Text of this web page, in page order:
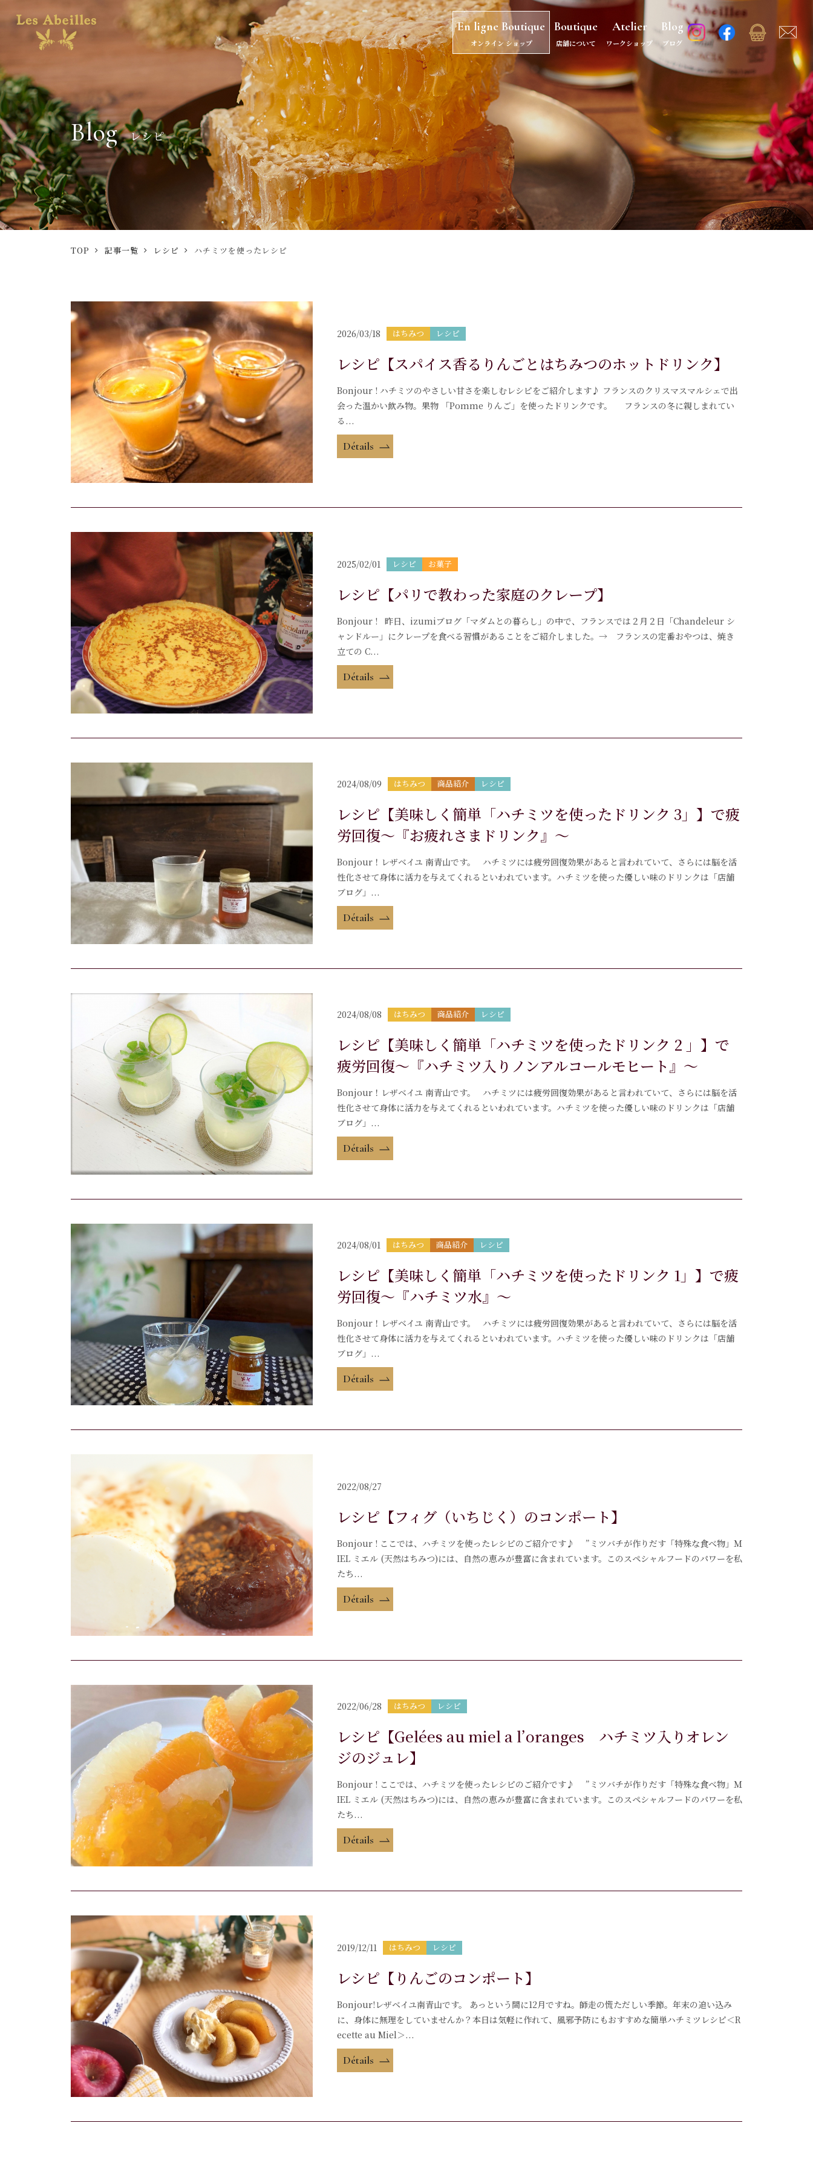
En ligne Boutique
オンライン ショップ
Boutique
店舗について
Atelier
ワークショップ
Blog
ブログ
Blog レシピ
TOP 記事一覧 レシピ ハチミツを使ったレシピ
2026/03/18 はちみつ レシピ
レシピ【スパイス香るりんごとはちみつのホットドリンク】
Bonjour ! ハチミツのやさしい甘さを楽しむレシピをご紹介します♪ フランスのクリスマスマルシェで出
会った温かい飲み物。果物 「Pomme りんご」を使ったドリンクです。 フランスの冬に親しまれてい
る...
Détails
2025/02/01 レシピ お菓子
レシピ【パリで教わった家庭のクレープ】
Bonjour ! 昨日、izumiブログ「マダムとの暮らし」の中で、フランスでは２月２日「Chandeleur シ
ャンドルー」にクレープを食べる習慣があることをご紹介しました。→ フランスの定番おやつは、焼き
立ての C...
Détails
2024/08/09 はちみつ 商品紹介 レシピ
レシピ【美味しく簡単「ハチミツを使ったドリンク 3」】で疲
労回復～『お疲れさまドリンク』～
Bonjour！レザベイユ 南青山です。 ハチミツには疲労回復効果があると言われていて、さらには脳を活
性化させて身体に活力を与えてくれるといわれています。ハチミツを使った優しい味のドリンクは「店舗
ブログ」...
Détails
2024/08/08 はちみつ 商品紹介 レシピ
レシピ【美味しく簡単「ハチミツを使ったドリンク 2 」】で
疲労回復～『ハチミツ入りノンアルコールモヒート』～
Bonjour！レザベイユ 南青山です。 ハチミツには疲労回復効果があると言われていて、さらには脳を活
性化させて身体に活力を与えてくれるといわれています。ハチミツを使った優しい味のドリンクは「店舗
ブログ」...
Détails
2024/08/01 はちみつ 商品紹介 レシピ
レシピ【美味しく簡単「ハチミツを使ったドリンク 1」】で疲
労回復～『ハチミツ水』～
Bonjour！レザベイユ 南青山です。 ハチミツには疲労回復効果があると言われていて、さらには脳を活
性化させて身体に活力を与えてくれるといわれています。ハチミツを使った優しい味のドリンクは「店舗
ブログ」...
Détails
2022/08/27
レシピ【フィグ（いちじく）のコンポート】
Bonjour ! ここでは、ハチミツを使ったレシピのご紹介です♪ ”ミツバチが作りだす「特殊な食べ物」Ｍ
IEL ミエル (天然はちみつ)には、自然の恵みが豊富に含まれています。このスペシャルフードのパワーを私
たち...
Détails
2022/06/28 はちみつ レシピ
レシピ【Gelées au miel a l’oranges ハチミツ入りオレン
ジのジュレ】
Bonjour ! ここでは、ハチミツを使ったレシピのご紹介です♪ ”ミツバチが作りだす「特殊な食べ物」Ｍ
IEL ミエル (天然はちみつ)には、自然の恵みが豊富に含まれています。このスペシャルフードのパワーを私
たち...
Détails
2019/12/11 はちみつ レシピ
レシピ【りんごのコンポート】
Bonjour!レザベイユ南青山です。 あっという間に12月ですね。師走の慌ただしい季節。年末の追い込み
に、身体に無理をしていませんか？本日は気軽に作れて、風邪予防にもおすすめな簡単ハチミツレシピ＜R
ecette au Miel＞...
Détails